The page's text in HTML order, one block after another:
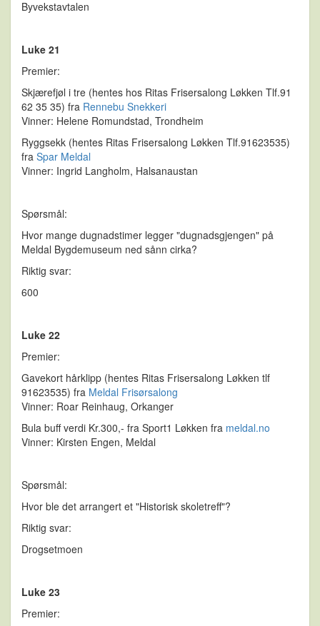
Byvekstavtalen
Luke 21
Premier:
Skjærefjøl i tre (hentes hos Ritas Frisersalong Løkken Tlf.91
62 35 35) fra Rennebu Snekkeri
Vinner: Helene Romundstad, Trondheim
Ryggsekk (hentes Ritas Frisersalong Løkken Tlf.91623535)
fra Spar Meldal
Vinner: Ingrid Langholm, Halsanaustan
Spørsmål:
Hvor mange dugnadstimer legger "dugnadsgjengen" på
Meldal Bygdemuseum ned sånn cirka?
Riktig svar:
600
Luke 22
Premier:
Gavekort hårklipp (hentes Ritas Frisersalong Løkken tlf
91623535) fra Meldal Frisørsalong
Vinner: Roar Reinhaug, Orkanger
Bula buff verdi Kr.300,- fra Sport1 Løkken fra meldal.no
Vinner: Kirsten Engen, Meldal
Spørsmål:
Hvor ble det arrangert et "Historisk skoletreff"?
Riktig svar:
Drogsetmoen
Luke 23
Premier: